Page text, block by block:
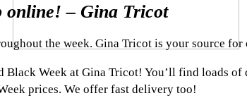
online! – Gina Tricot
the week. Gina Tricot is your source
Week at Gina Tricot! You’ll find loads
prices. We offer fast delivery too!